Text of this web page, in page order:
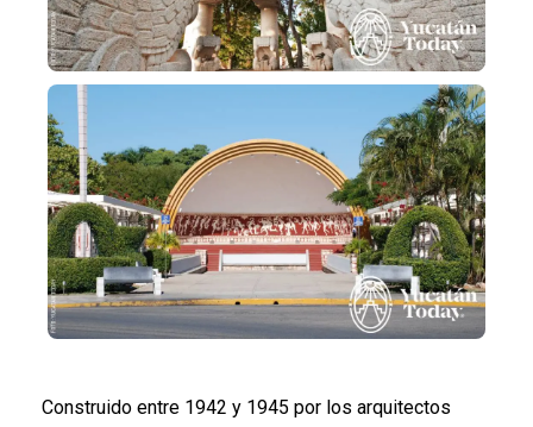
Construido entre 1942 y 1945 por los arquitectos